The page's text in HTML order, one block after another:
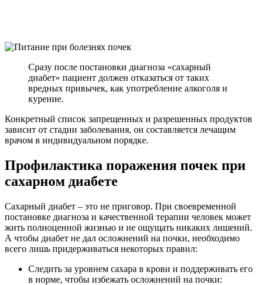
Сразу после постановки диагноза «сахарный
диабет» пациент должен отказаться от таких
вредных привычек, как употребление алкоголя и
курение.
Конкретный список запрещенных и разрешенных продуктов
зависит от стадии заболевания, он составляется лечащим
врачом в индивидуальном порядке.
Профилактика поражения почек при
сахарном диабете
Сахарный диабет – это не приговор. При своевременной
постановке диагноза и качественной терапии человек может
жить полноценной жизнью и не ощущать никаких лишений.
А чтобы диабет не дал осложнений на почки, необходимо
всего лишь придерживаться некоторых правил:
Следить за уровнем сахара в крови и поддерживать его
в норме, чтобы избежать осложнений на почки: